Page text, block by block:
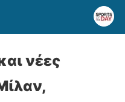
νέες